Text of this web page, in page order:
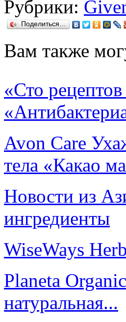
Рубрики:
Поделиться…
Вам также
«Сто
Avon Care
тела «Какао
Новости из
ингредиенты
WiseWays
Planeta
натуральная...